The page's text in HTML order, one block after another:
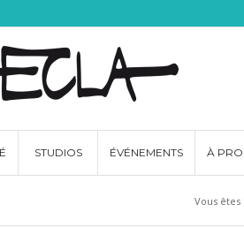
STUDIOS ÉVÉNEMENTS À
Vous êtes